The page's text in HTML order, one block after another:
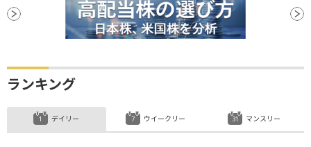
ランキング
デイリー ウイークリー マンスリー